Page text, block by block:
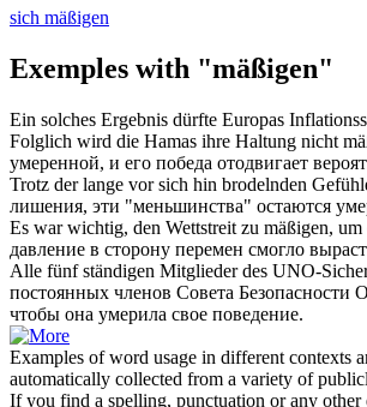
sich mäßigen
Exemples with "mäßigen"
Ein solches Ergebnis dürfte Europas
Folglich wird die Hamas ihre Haltung nicht
умеренной, и его победа отодвигает
Trotz der lange vor sich hin brodelnden
лишения, эти "меньшинства" остаются
Es war wichtig, den Wettstreit zu mäßigen, um
давление в сторону перемен смогло
Alle fünf ständigen Mitglieder des UNO-
постоянных членов Совета
чтобы она умерила свое поведение.
Examples of word usage in different contexts
automatically collected from a variety of
If you find a spelling, punctuation or any